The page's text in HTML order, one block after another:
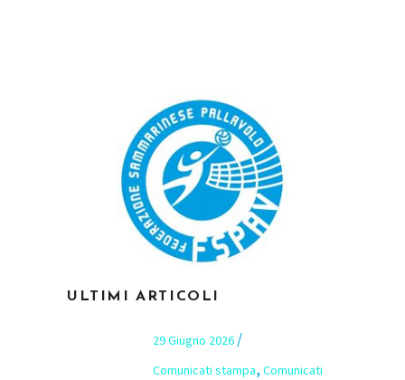
ULTIMI ARTICOLI
29 Giugno 2026
Comunicati stampa, Comunicati